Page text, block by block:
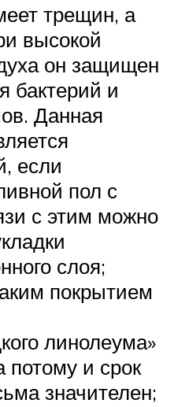
трещин, а
высокой
он защищен
бактерий и
Данная
если
пол с
с этим можно
слоя;
покрытием
линолеума»
потому и срок
значителен;